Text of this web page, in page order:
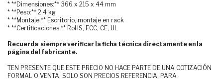
* **Dimensiones:** 366 x 215 x 44 mm
* **Peso:** 2,4 kg
* **Montaje:** Escritorio, montaje en rack
* **Certificaciones:** RoHS, FCC, CE, UL
Recuerda siempre verificar la ficha técnica directamente en la
página del fabricante.
TEN PRESENTE QUE ESTE PRECIO NO HACE PARTE DE UNA COTIZACIÓN
FORMAL O VENTA, SOLO SON PRECIOS REFERENCIA, PARA